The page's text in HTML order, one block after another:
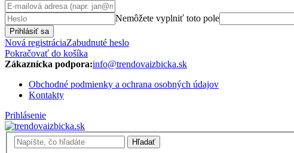
Nemôžete vyplniť toto pole
Prihlásiť sa
Nová registráciaZabudnuté heslo
Pokračovať do košíka
Zákaznícka podpora:info@trendovaizbicka.sk
Obchodné podmienky a ochrana osobných údajov
Kontakty
Prihlásenie
Hľadať